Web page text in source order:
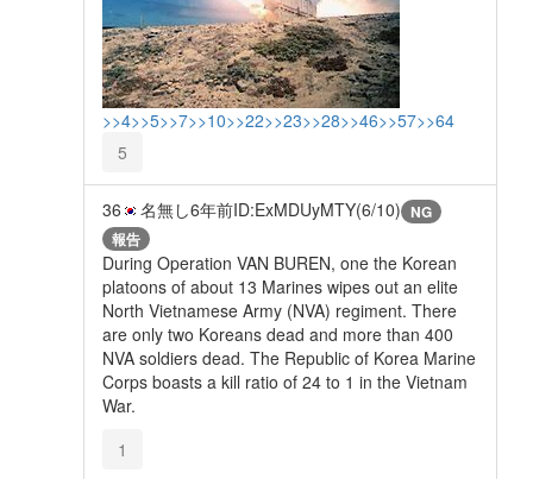
>>4>>5>>7>>10>>22>>23>>28>>46>>57>>64
5
36 名無し6年前ID:ExMDUyMTY(6/10) NG
報告
During Operation VAN BUREN, one the Korean
platoons of about 13 Marines wipes out an elite
North Vietnamese Army (NVA) regiment. There
are only two Koreans dead and more than 400
NVA soldiers dead. The Republic of Korea Marine
Corps boasts a kill ratio of 24 to 1 in the Vietnam
War.
1